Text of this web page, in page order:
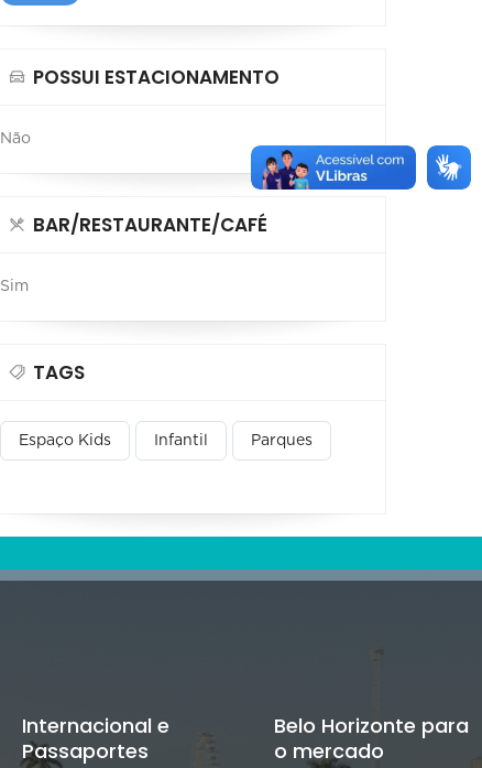
POSSUI ESTACIONAMENTO
Não
BAR/RESTAURANTE/CAFÉ
Sim
TAGS
Espaço Kids Infantil Parques
Internacional e
Passaportes
Belo Horizonte para
o mercado